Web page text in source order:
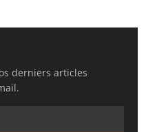
derniers articles